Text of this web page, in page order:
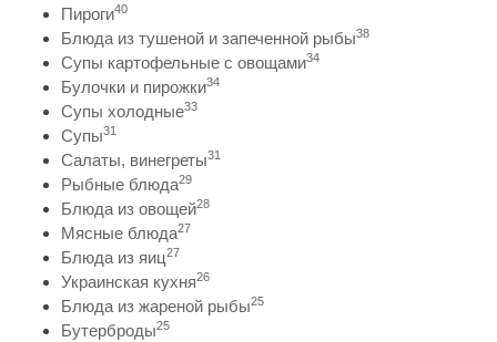
Пироги40
Блюда из тушеной и запеченной рыбы38
Супы картофельные с овощами34
Булочки и пирожки34
Супы холодные33
Супы31
Салаты, винегреты31
Рыбные блюда29
Блюда из овощей28
Мясные блюда27
Блюда из яиц27
Украинская кухня26
Блюда из жареной рыбы25
Бутерброды25